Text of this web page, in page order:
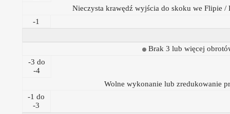
Nieczysta krawędź wyjścia do skoku we Flipie /
-1
Brak 3 lub więcej
-3 do
-4
Wolne wykonanie lub zredukowanie
-1 do
-3